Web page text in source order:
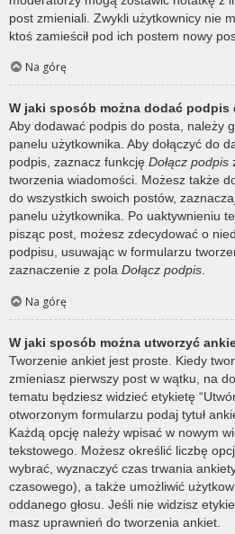
post zmieniali. Zwykli użytkownicy nie
ktoś zamieścił pod ich postem nowy
Na górę
W jaki sposób można dodać
Aby dodawać podpis do posta, należy
panelu użytkownika. Aby dołączyć do
podpis, zaznacz funkcję Dołącz podpis
tworzenia wiadomości. Możesz także
do wszystkich swoich postów,
panelu użytkownika. Po uaktywnieniu
pisząc post, możesz zdecydować o
podpisu, usuwając w formularzu
zaznaczenie z pola Dołącz podpis.
Na górę
W jaki sposób można utworzyć
Tworzenie ankiet jest proste. Kiedy
zmieniasz pierwszy post w wątku, na
tematu będziesz widzieć etykietę
otworzonym formularzu podaj tytuł
Każdą opcję należy wpisać w nowym
tekstowego. Możesz określić liczbę
wybrać, wyznaczyć czas trwania
czasowego), a także umożliwić
oddanego głosu. Jeśli nie widzisz
masz uprawnień do tworzenia ankiet.